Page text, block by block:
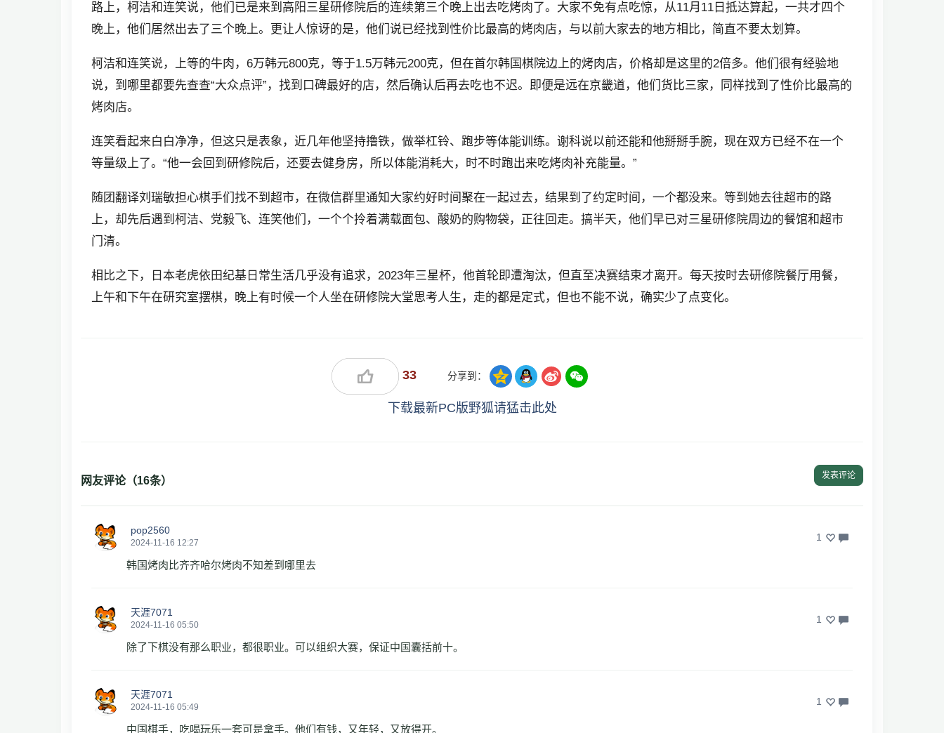
路上，柯洁和连笑说，他们已是来到高阳三星研修院后的连续第三个晚上出去吃烤肉了。大家不免有点吃惊，从11月11日抵达算起，一共才四个
晚上，他们居然出去了三个晚上。更让人惊讶的是，他们说已经找到性价比最高的烤肉店，与以前大家去的地方相比，简直不要太划算。
柯洁和连笑说，上等的牛肉，6万韩元800克，等于1.5万韩元200克，但在首尔韩国棋院边上的烤肉店，价格却是这里的2倍多。他们很有经验地
说，到哪里都要先查查“大众点评”，找到口碑最好的店，然后确认后再去吃也不迟。即便是远在京畿道，他们货比三家，同样找到了性价比最高的
烤肉店。
连笑看起来白白净净，但这只是表象，近几年他坚持撸铁，做举杠铃、跑步等体能训练。谢科说以前还能和他掰掰手腕，现在双方已经不在一个
等量级上了。“他一会回到研修院后，还要去健身房，所以体能消耗大，时不时跑出来吃烤肉补充能量。”
随团翻译刘瑞敏担心棋手们找不到超市，在微信群里通知大家约好时间聚在一起过去，结果到了约定时间，一个都没来。等到她去往超市的路
上，却先后遇到柯洁、党毅飞、连笑他们，一个个拎着满载面包、酸奶的购物袋，正往回走。搞半天，他们早已对三星研修院周边的餐馆和超市
门清。
相比之下，日本老虎依田纪基日常生活几乎没有追求，2023年三星杯，他首轮即遭淘汰，但直至决赛结束才离开。每天按时去研修院餐厅用餐，
上午和下午在研究室摆棋，晚上有时候一个人坐在研修院大堂思考人生，走的都是定式，但也不能不说，确实少了点变化。
33 分享到：
下载最新PC版野狐请猛击此处
网友评论（16条） 发表评论
pop2560
2024-11-16 12:27 1
韩国烤肉比齐齐哈尔烤肉不知差到哪里去
天涯7071
2024-11-16 05:50 1
除了下棋没有那么职业，都很职业。可以组织大赛，保证中国囊括前十。
天涯7071
2024-11-16 05:49 1
中国棋手，吃喝玩乐一套可是拿手。他们有钱，又年轻，又放得开。